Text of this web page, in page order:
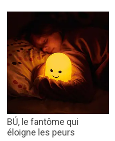
BÚ, le fantôme qui
éloigne les peurs